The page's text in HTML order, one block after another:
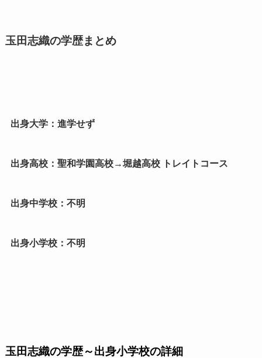
玉田志織の学歴まとめ
出身大学：進学せず
出身高校：聖和学園高校→堀越高校 トレイトコース
出身中学校：不明
出身小学校：不明
玉田志織の学歴～出身小学校の詳細